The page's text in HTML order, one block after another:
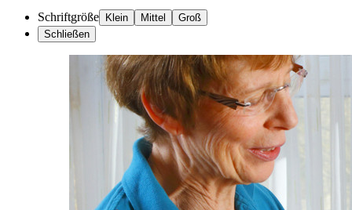
Schriftgröße Klein Mittel
Groß
Schließen